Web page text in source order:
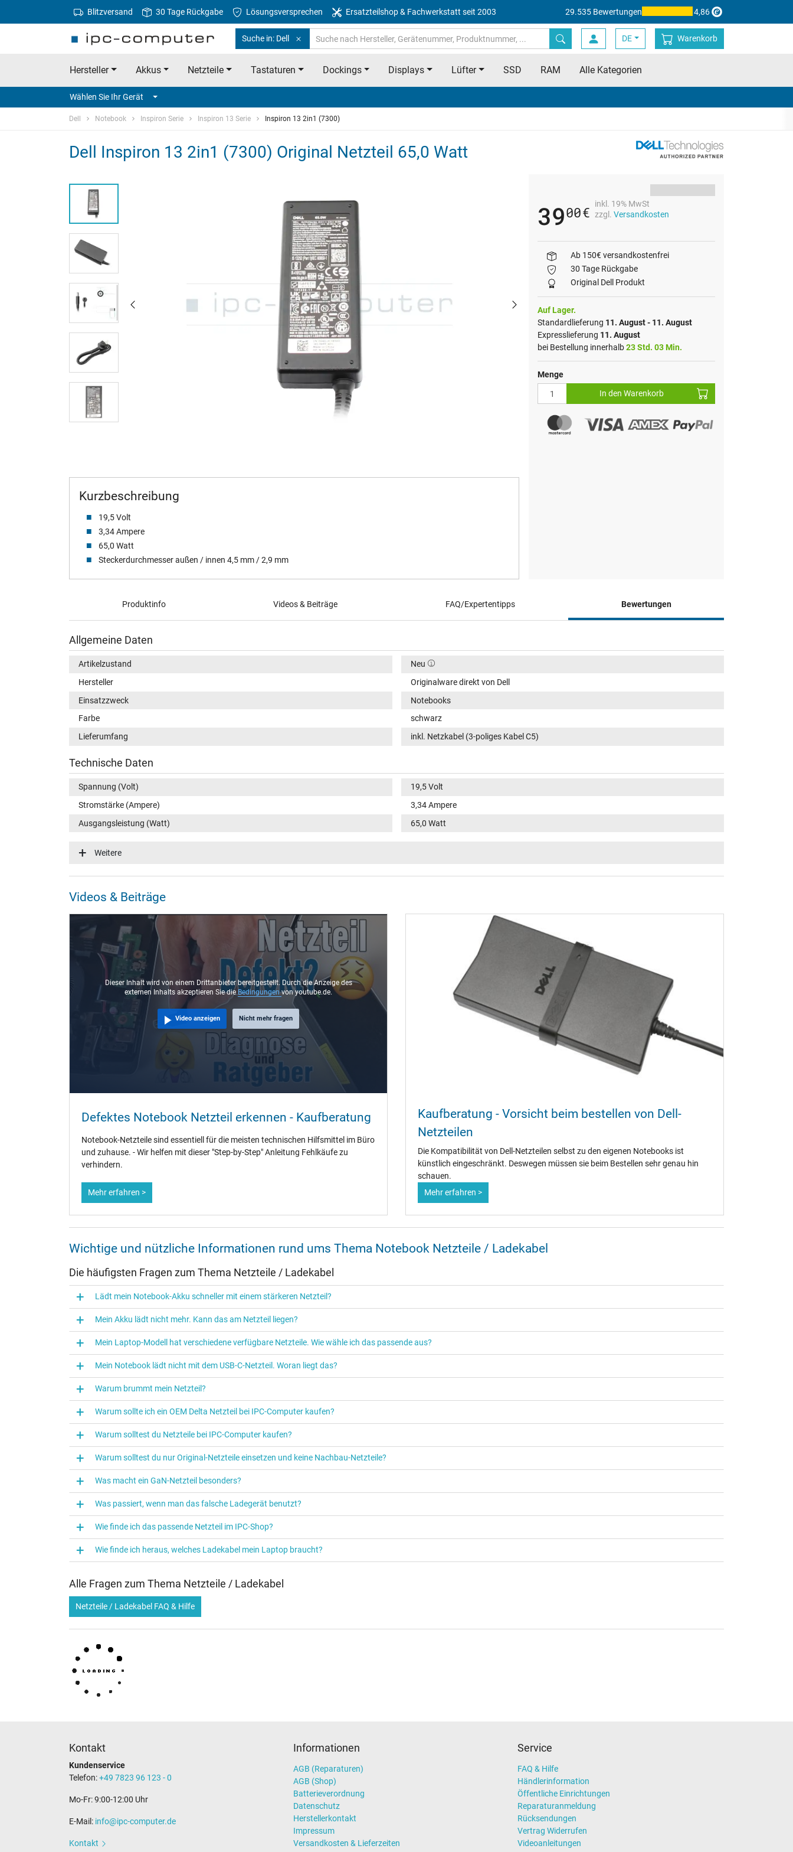
Blitzversand 30 Tage Rückgabe Lösungsversprechen Ersatzteilshop & Fachwerkstatt seit 2003 29.535 Bewertungen 4,86
Suche in: Dell DE Warenkorb
Hersteller Akkus Netzteile Tastaturen Dockings Displays Lüfter SSD RAM Alle Kategorien
Wählen Sie Ihr Gerät
Dell Notebook Inspiron Serie Inspiron 13 Serie Inspiron 13 2in1 (7300)
Dell Inspiron 13 2in1 (7300) Original Netzteil 65,0 Watt
Kurzbeschreibung
19,5 Volt
3,34 Ampere
65,0 Watt
Steckerdurchmesser außen / innen 4,5 mm / 2,9 mm
3900€
inkl. 19% MwSt
zzgl. Versandkosten
Ab 150€ versandkostenfrei
30 Tage Rückgabe
Original Dell Produkt
Auf Lager.
Standardlieferung 11. August - 11. August
Expresslieferung 11. August
bei Bestellung innerhalb23 Std. 03 Min.
Menge
In den Warenkorb
Produktinfo Videos & Beiträge FAQ/Expertentipps Bewertungen
Allgemeine Daten
Artikelzustand
Neu
Hersteller
Originalware direkt von Dell
Einsatzzweck
Notebooks
Farbe
schwarz
Lieferumfang
inkl. Netzkabel (3-poliges Kabel C5)
Technische Daten
Spannung (Volt)
19,5 Volt
Stromstärke (Ampere)
3,34 Ampere
Ausgangsleistung (Watt)
65,0 Watt
Energieeffizienz
Funktions-LED
Funktions-LED im Stecker
Notebook Stecker
Steckertyp / -form
Steckerlänge (mm)
Steckerdurchmesser außen / innen
4,5 mm / 2,9 mm
Stift im Stecker
Länge Anschlusskabel (m) (ca.)
Prüfsiegel
CCC
CE
IRAM
NOM NYCE
PCT
PSE
SEC
Singapore Safety Mark
TÜV Argentina Certificado
TÜV Geprüfte Sicherheit
Kategorisierung
Kategorie
Verwendung
Notebook / Laptop
Weitere
Videos & Beiträge
Dieser Inhalt wird von einem Drittanbieter bereitgestellt. Durch die Anzeige des
externen Inhalts akzeptieren Sie dieBedingungenvon youtube.de.
Video anzeigen Nicht mehr fragen
Defektes Notebook Netzteil erkennen - Kaufberatung
Notebook-Netzteile sind essentiell für die meisten technischen Hilfsmittel im Büro
und zuhause. - Wir helfen mit dieser "Step-by-Step" Anleitung Fehlkäufe zu
verhindern.
Mehr erfahren >
Kaufberatung - Vorsicht beim bestellen von Dell-
Netzteilen
Die Kompatibilität von Dell-Netzteilen selbst zu den eigenen Notebooks ist
künstlich eingeschränkt. Deswegen müssen sie beim Bestellen sehr genau hin
schauen.
Mehr erfahren >
Wichtige und nützliche Informationen rund ums Thema Notebook Netzteile / Ladekabel
Die häufigsten Fragen zum Thema Netzteile / Ladekabel
Lädt mein Notebook-Akku schneller mit einem stärkeren Netzteil?
Mein Akku lädt nicht mehr. Kann das am Netzteil liegen?
Mein Laptop-Modell hat verschiedene verfügbare Netzteile. Wie wähle ich das passende aus?
Mein Notebook lädt nicht mit dem USB-C-Netzteil. Woran liegt das?
Warum brummt mein Netzteil?
Warum sollte ich ein OEM Delta Netzteil bei IPC‑Computer kaufen?
Warum solltest du Netzteile bei IPC‑Computer kaufen?
Warum solltest du nur Original-Netzteile einsetzen und keine Nachbau-Netzteile?
Was macht ein GaN-Netzteil besonders?
Was passiert, wenn man das falsche Ladegerät benutzt?
Wie finde ich das passende Netzteil im IPC-Shop?
Wie finde ich heraus, welches Ladekabel mein Laptop braucht?
Alle Fragen zum Thema Netzteile / Ladekabel
Netzteile / Ladekabel FAQ & Hilfe
Kontakt
Kundenservice
Telefon:+49 7823 96 123 - 0
Mo-Fr: 9:00-12:00 Uhr
E-Mail: info@ipc-computer.de
Kontakt
Informationen
AGB (Reparaturen)
AGB (Shop)
Batterieverordnung
Datenschutz
Herstellerkontakt
Impressum
Versandkosten & Lieferzeiten
Service
FAQ & Hilfe
Händlerinformation
Öffentliche Einrichtungen
Reparaturanmeldung
Rücksendungen
Vertrag Widerrufen
Videoanleitungen